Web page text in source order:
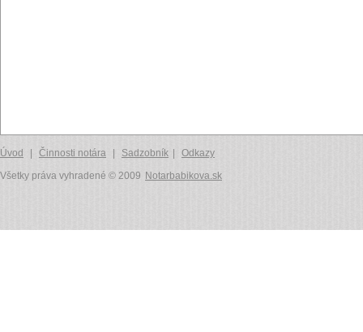
Úvod Činnosti notára Sadzobník
Odkazy
Všetky práva vyhradené © 2009 Notarbabikova.sk